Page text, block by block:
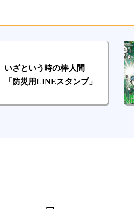
いざという時の棒人間
「防災用LINEスタンプ」